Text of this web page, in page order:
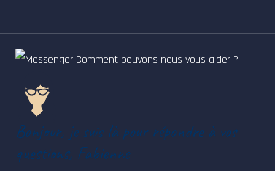
Comment pouvons nous vous aider ?
Bonjour, je suis là pour répondre à vos
questions, Fabienne